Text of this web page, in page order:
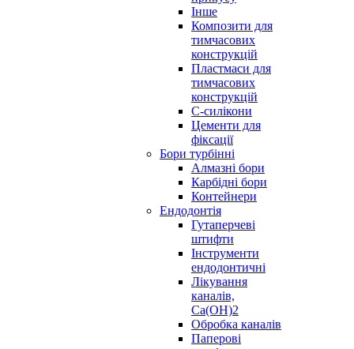
Інше
Композити для
тимчасових
конструкцій
Пластмаси для
тимчасових
конструкцій
С-силікони
Цементи для
фіксації
Бори турбінні
Алмазні бори
Карбідні бори
Контейнери
Ендодонтія
Гутаперчеві
штифти
Інструменти
ендодонтичні
Лікування
каналів,
Ca(OH)2
Обробка каналів
Паперові